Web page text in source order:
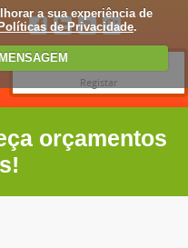
a sua experiência de
de Privacidade.
Registar
orçamentos